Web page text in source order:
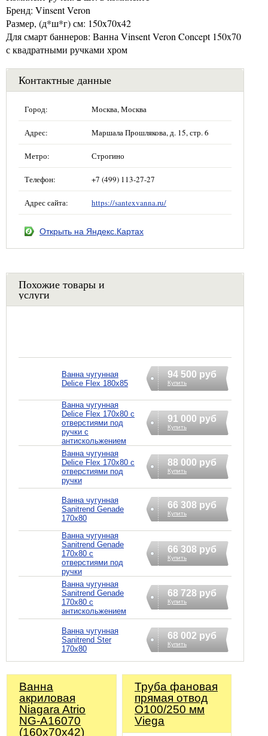
Бренд: Vinsent Veron
Размер, (д*ш*г) см: 150x70x42
Для смарт баннеров: Ванна Vinsent Veron Concept 150x70
с квадратными ручками хром
Контактные данные
Город: Москва, Москва
Адрес: Маршала Прошлякова, д. 15, стр. 6
Метро: Строгино
Телефон: +7 (499) 113-27-27
Адрес сайта: https://santexvanna.ru/
Открыть на Яндекс.Картах
Похожие товары и
услуги
Ванна чугунная
Delice Flex 180x85
94 500 руб
Купить
Ванна чугунная
Delice Flex 170x80 с
отверстиями под
ручки с
антискольжением
91 000 руб
Купить
Ванна чугунная
Delice Flex 170x80 с
отверстиями под
ручки
88 000 руб
Купить
Ванна чугунная
Sanitrend Genade
170х80
66 308 руб
Купить
Ванна чугунная
Sanitrend Genade
170х80 с
отверстиями под
ручки
66 308 руб
Купить
Ванна чугунная
Sanitrend Genade
170х80 с
антискольжением
68 728 руб
Купить
Ванна чугунная
Sanitrend Ster
170х80
68 002 руб
Купить
Ванна
акриловая
Niagara Atrio
NG-A16070
(160х70х42)
Труба фановая
прямая отвод
O100/250 мм
Viega